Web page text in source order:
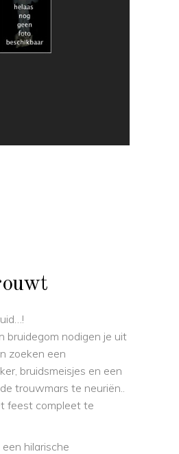
bruidegom nodigen je uit
zoeken een
bruidsmeisjes en een
trouwmars te neuriën..
feest compleet te
een hilarische